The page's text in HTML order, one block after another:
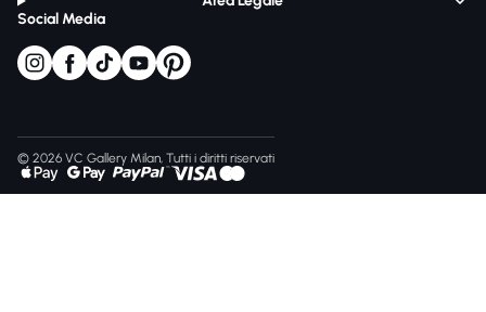
Social Media
© 2026 VC Gallery Milan, Tutti i diritti riservati